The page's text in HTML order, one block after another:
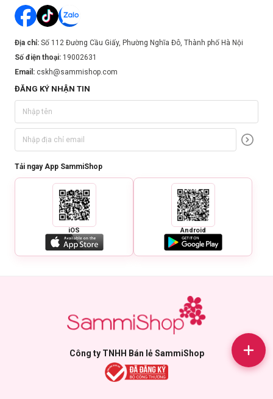
mắt.
Bước 2:Dùng cọ lấy một lượng phấn mắt vừa đủ và tan đều lên
Đóng chặt nắp sau khi sử dụng và bảo quản ở nhiệt độ phòng.
Tránh ánh sáng trực tiếp.
Địa chỉ: Số 112 Đường Cầu Giấy, Phường Nghĩa Đô, Thành phố Hà Nội
Số điện thoại: 19002631
Email: cskh@sammishop.com
ĐĂNG KÝ NHẬN TIN
Tải ngay App SammiShop
iOS Android
Công ty TNHH Bán lẻ SammiShop